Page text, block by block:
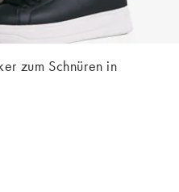
zum Schnüren in
€ (-18%). Vorher 25,99